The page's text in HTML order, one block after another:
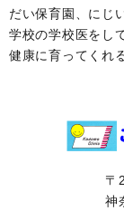
だい保育園、にじ
学校の学校医をし
健康に育ってくれ
〒
神